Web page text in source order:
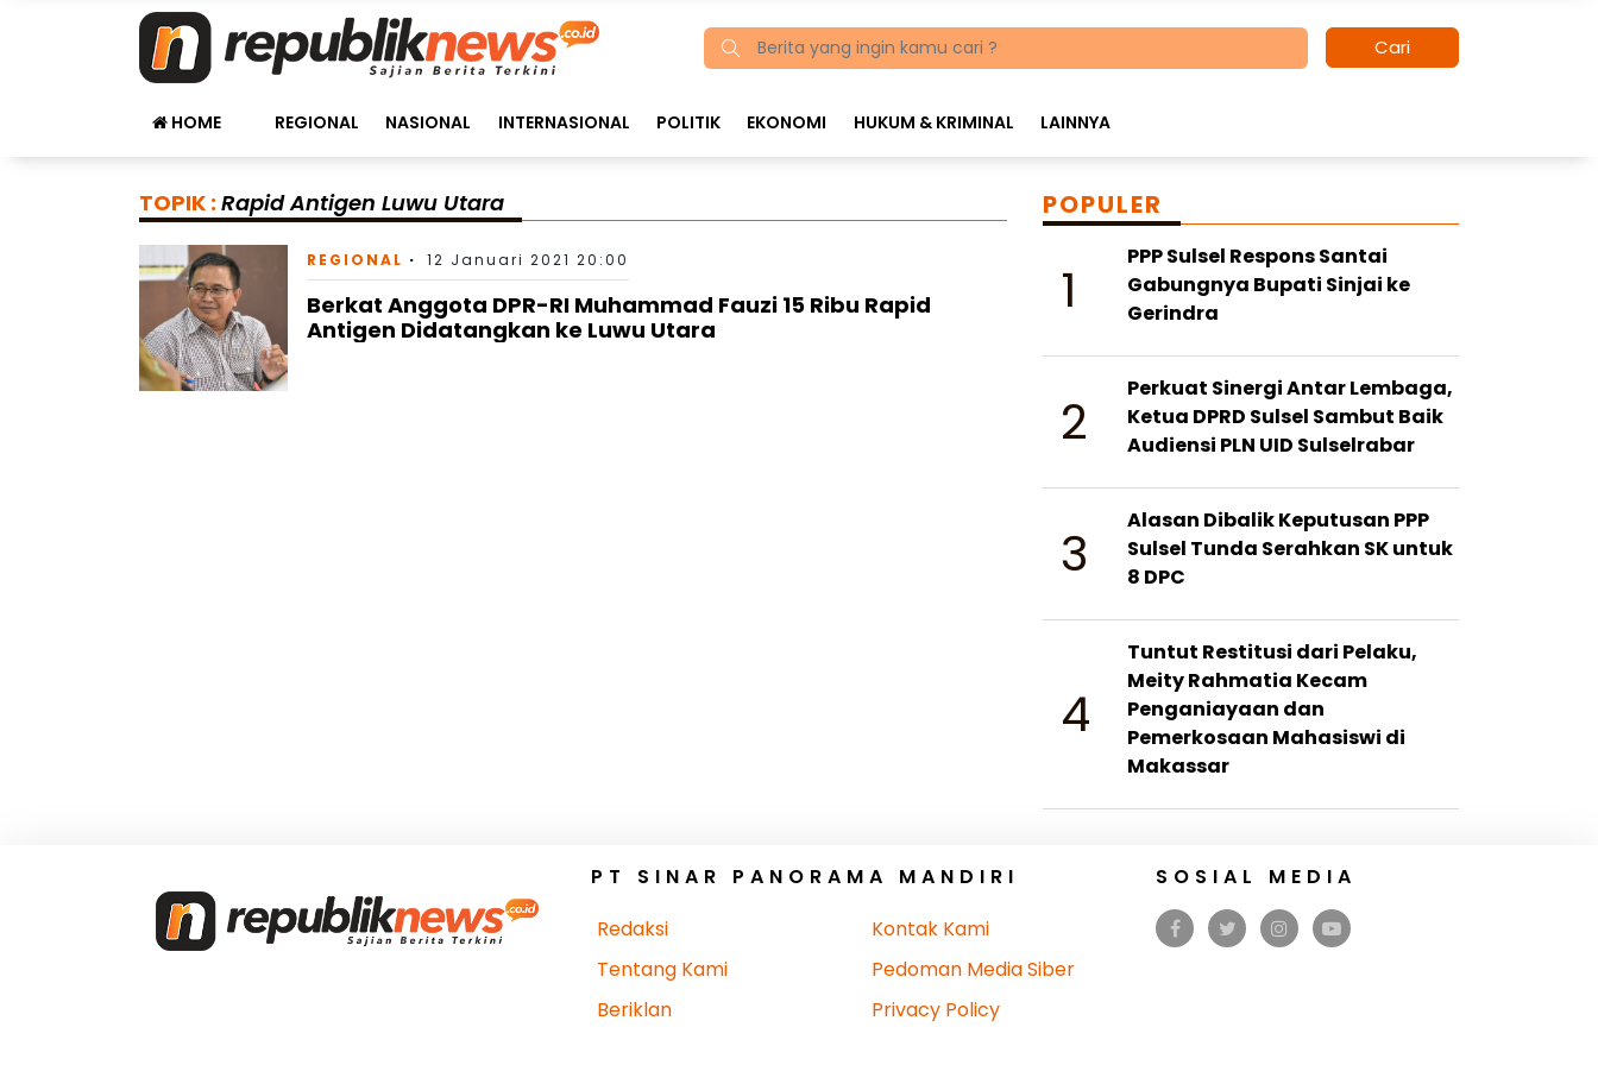
Cari
HOME REGIONAL NASIONAL INTERNASIONAL POLITIK EKONOMI HUKUM & KRIMINAL LAINNYA
TOPIK : Rapid Antigen Luwu Utara
REGIONAL 12 Januari 2021 20:00
Berkat Anggota DPR-RI Muhammad Fauzi 15 Ribu Rapid
Antigen Didatangkan ke Luwu Utara
POPULER
1
PPP Sulsel Respons Santai
Gabungnya Bupati Sinjai ke
Gerindra
2
Perkuat Sinergi Antar Lembaga,
Ketua DPRD Sulsel Sambut Baik
Audiensi PLN UID Sulselrabar
3
Alasan Dibalik Keputusan PPP
Sulsel Tunda Serahkan SK untuk
8 DPC
4
Tuntut Restitusi dari Pelaku,
Meity Rahmatia Kecam
Penganiayaan dan
Pemerkosaan Mahasiswi di
Makassar
PT SINAR PANORAMA MANDIRI
Redaksi
Tentang Kami
Beriklan
Kontak Kami
Pedoman Media Siber
Privacy Policy
SOSIAL MEDIA